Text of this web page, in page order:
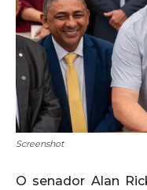
Screenshot
O senador Alan